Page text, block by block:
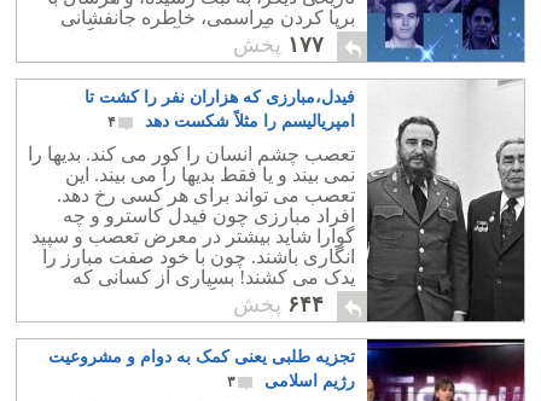
برپا کردن مراسمی، خاطره جانفشانی
دانشجویان آزادی خواه آن سال را گرامی
می دارند.
۱۷۷ پخش
فیدل،مبارزی که هزاران نفر را کشت تا
امپریالیسم را مثلاً شکست دهد
۴
تعصب چشم انسان را کور می کند. بدیها را
نمی بیند و یا فقط بدیها را می بیند. این
تعصب می تواند برای هر کسی رخ دهد.
افراد مبارزی چون فیدل کاسترو و چه
گوارا شاید بیشتر در معرض تعصب و سپید
انگاری باشند. چون با خود صفت مبارز را
یدک می کشند! بسیاری از کسانی که
عکس فیدل و چه گوارا در خانه شان نصب
است ، شاید کوچکترین اطلاعی از کارهای
مثبت و منفی آنها نداشته باشندو تصویری
غیر واقعی از آنها در دل دارند.
۶۴۴ پخش
تجزیه طلبی یعنی کمک به دوام و مشروعیت
رژیم اسلامی
۳